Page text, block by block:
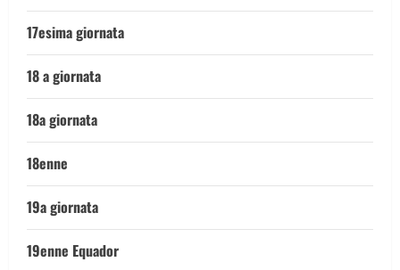
17esima giornata
18 a giornata
18a giornata
18enne
19a giornata
19enne Equador